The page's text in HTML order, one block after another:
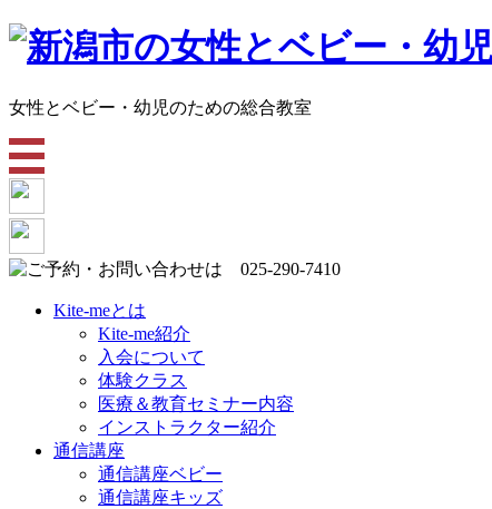
女性とベビー・幼児のための総合教室
Kite-meとは
Kite-me紹介
入会について
体験クラス
医療＆教育セミナー内容
インストラクター紹介
通信講座
通信講座ベビー
通信講座キッズ